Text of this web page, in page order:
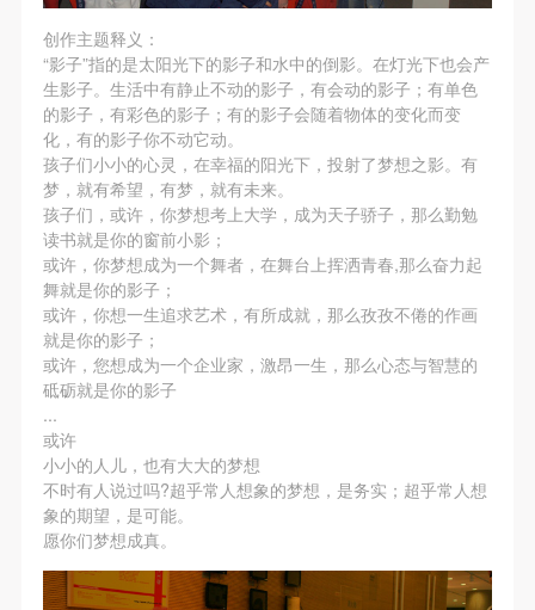
创作主题释义：
“影子”指的是太阳光下的影子和水中的倒影。在灯光下也会产
生影子。生活中有静止不动的影子，有会动的影子；有单色
的影子，有彩色的影子；有的影子会随着物体的变化而变
化，有的影子你不动它动。
孩子们小小的心灵，在幸福的阳光下，投射了梦想之影。有
梦，就有希望，有梦，就有未来。
孩子们，或许，你梦想考上大学，成为天子骄子，那么勤勉
读书就是你的窗前小影；
或许，你梦想成为一个舞者，在舞台上挥洒青春,那么奋力起
舞就是你的影子；
或许，你想一生追求艺术，有所成就，那么孜孜不倦的作画
就是你的影子；
或许，您想成为一个企业家，激昂一生，那么心态与智慧的
砥砺就是你的影子
...
或许
小小的人儿，也有大大的梦想
不时有人说过吗?超乎常人想象的梦想，是务实；超乎常人想
象的期望，是可能。
愿你们梦想成真。
有公教活动。
二、拍摄内容、使用形式、使用地域范围
（1）、拍摄内容 乙方拍摄的带有甲方肖像的作品内
容包括：①中央美术学院美术馆②中央美术学院校园
内○3由中央美术学院公共教育部策划或执行的一切活
动。
（2）、使用形式 用于中央美术学院图书出版、销售
附带光盘及宣传资料。
（3）、使用地域范围
适用地域范围包括国内和国外。
使用肖像的媒介限于不损害甲方肖像权的任何媒介
（如杂志、网络等）。
三、肖像权使用期限
永久使用。
四、许可使用费用
带有甲方肖像作品的拍摄费用由乙方承担。
乙方于拍摄完带有甲方肖像的作品无需支付甲方任何
费用。
有公教活动。
二、拍摄内容、使用形式、使用地域范围
（1）、拍摄内容 乙方拍摄的带有甲方肖像的作品内
容包括：①中央美术学院美术馆②中央美术学院校园
内○3由中央美术学院公共教育部策划或执行的一切活
动。
（2）、使用形式 用于中央美术学院图书出版、销售
附带光盘及宣传资料。
（3）、使用地域范围
适用地域范围包括国内和国外。
使用肖像的媒介限于不损害甲方肖像权的任何媒介
（如杂志、网络等）。
三、肖像权使用期限
永久使用。
四、许可使用费用
带有甲方肖像作品的拍摄费用由乙方承担。
乙方于拍摄完带有甲方肖像的作品无需支付甲方任何
费用。
有公教活动。
二、拍摄内容、使用形式、使用地域范围
（1）、拍摄内容 乙方拍摄的带有甲方肖像的作品内
容包括：①中央美术学院美术馆②中央美术学院校园
内○3由中央美术学院公共教育部策划或执行的一切活
动。
（2）、使用形式 用于中央美术学院图书出版、销售
附带光盘及宣传资料。
（3）、使用地域范围
适用地域范围包括国内和国外。
使用肖像的媒介限于不损害甲方肖像权的任何媒介
（如杂志、网络等）。
三、肖像权使用期限
永久使用。
四、许可使用费用
带有甲方肖像作品的拍摄费用由乙方承担。
乙方于拍摄完带有甲方肖像的作品无需支付甲方任何
费用。